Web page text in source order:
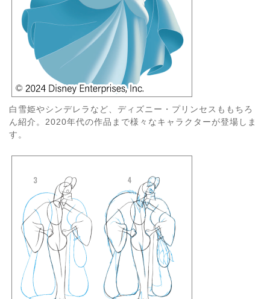
白雪姫やシンデレラなど、ディズニー・プリンセスももちろ
ん紹介。2020年代の作品まで様々なキャラクターが登場しま
す。